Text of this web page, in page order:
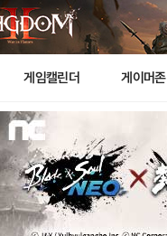
게임캘린더 게이머존